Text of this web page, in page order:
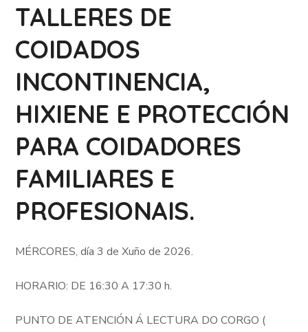
TALLERES DE
COIDADOS
INCONTINENCIA,
HIXIENE E PROTECCIÓN
PARA COIDADORES
FAMILIARES E
PROFESIONAIS.
MÉRCORES, día 3 de Xuño de 2026.
HORARIO: DE 16:30 A 17:30 h.
PUNTO DE ATENCIÓN Á LECTURA DO CORGO (